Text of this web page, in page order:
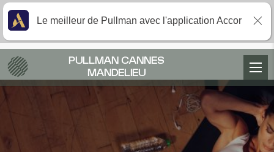
PULLMAN CANNES
MANDELIEU
Le meilleur de Pullman avec l'application Accor